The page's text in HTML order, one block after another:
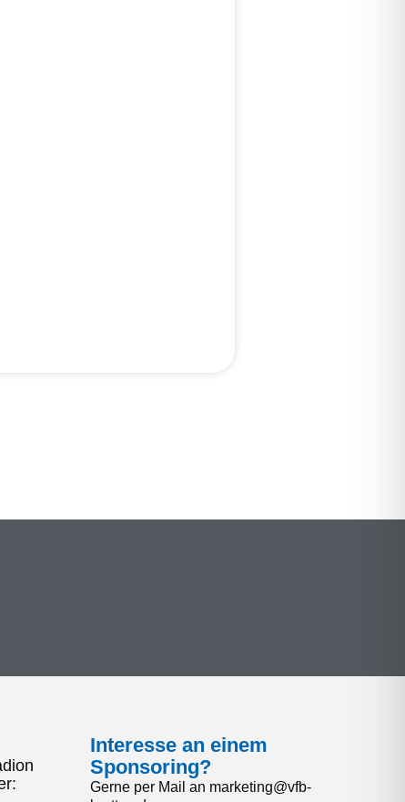
Interesse an einem
Sponsoring?
Gerne per Mail an marketing@vfb-